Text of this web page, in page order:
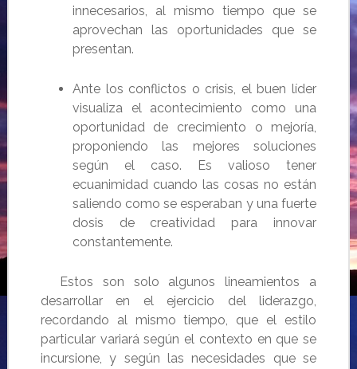
innecesarios, al mismo tiempo que se
aprovechan las oportunidades que se
presentan.
Ante los conflictos o crisis, el buen líder
visualiza el acontecimiento como una
oportunidad de crecimiento o mejoría,
proponiendo las mejores soluciones
según el caso.
Es valioso tener
ecuanimidad cuando las cosas no están
saliendo como se esperaban y una fuerte
dosis de creatividad para innovar
constantemente.
Estos son solo algunos lineamientos a
desarrollar en el ejercicio del liderazgo,
recordando al mismo tiempo, que el estilo
particular variará según el contexto en que se
incursione, y según las necesidades que se